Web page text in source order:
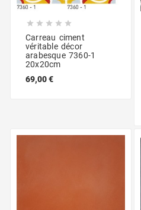
    
Carreau ciment
véritable décor
arabesque 7360-1
20x20cm
69,00 €